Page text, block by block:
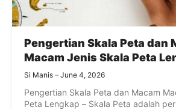
Pengertian Skala Peta dan
Macam Jenis Skala Peta
Si Manis June 4, 2026
Pengertian Skala Peta dan Macam
Peta Lengkap – Skala Peta adalah